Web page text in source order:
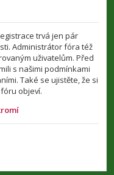
trvá jen pár
Administrátor fóra též
uživatelům. Před
s našimi podmínkami
Také se ujistěte, že si
objeví.